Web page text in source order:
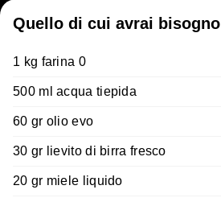
Quello di cui avrai bisogno
1 kg farina 0
500 ml acqua tiepida
60 gr olio evo
30 gr lievito di birra fresco
20 gr miele liquido